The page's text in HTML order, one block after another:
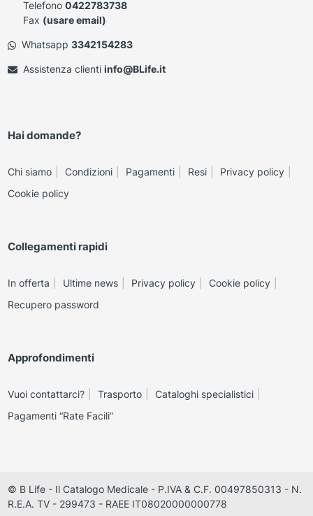
Telefono 0422783738
Fax (usare email)
Whatsapp 3342154283
Assistenza clienti info@BLife.it
Hai domande?
Chi siamo Condizioni Pagamenti Resi
Privacy policy
Cookie policy
Collegamenti rapidi
In offerta Ultime news Privacy policy
Cookie policy
Recupero password
Approfondimenti
Vuoi contattarci? Trasporto
Cataloghi specialistici
Pagamenti “Rate Facili”
© B Life - Il Catalogo Medicale - P.IVA & C.F. 00497850313 - N.
R.E.A. TV - 299473 - RAEE IT08020000000778